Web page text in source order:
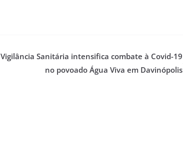
Vigilância Sanitária intensifica combate à Covid-19
no povoado Água Viva em Davinópolis